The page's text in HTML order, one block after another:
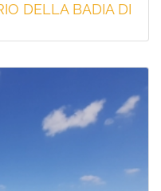
DELLA BADIA DI